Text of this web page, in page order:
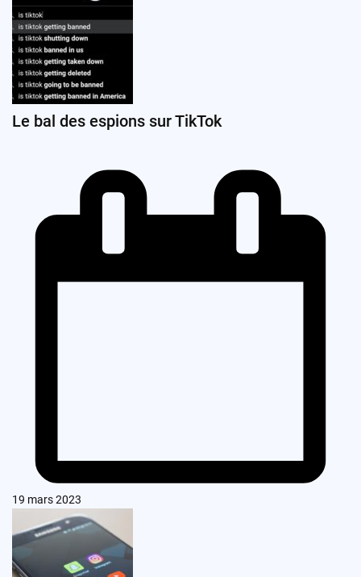
Le bal des espions sur TikTok
19 mars 2023